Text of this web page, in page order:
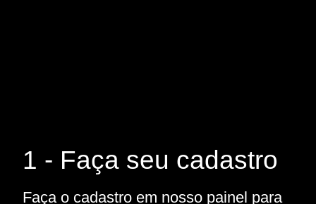
1 - Faça seu cadastro
Faça o cadastro em nosso painel para